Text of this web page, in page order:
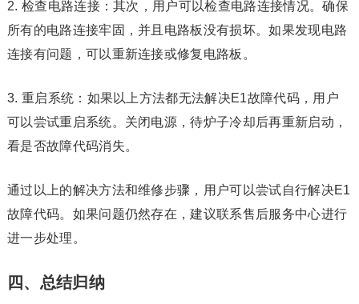
2. 检查电路连接：其次，用户可以检查电路连接情况。确保
所有的电路连接牢固，并且电路板没有损坏。如果发现电路
连接有问题，可以重新连接或修复电路板。
3. 重启系统：如果以上方法都无法解决E1故障代码，用户
可以尝试重启系统。关闭电源，待炉子冷却后再重新启动，
看是否故障代码消失。
通过以上的解决方法和维修步骤，用户可以尝试自行解决E1
故障代码。如果问题仍然存在，建议联系售后服务中心进行
进一步处理。
四、总结归纳